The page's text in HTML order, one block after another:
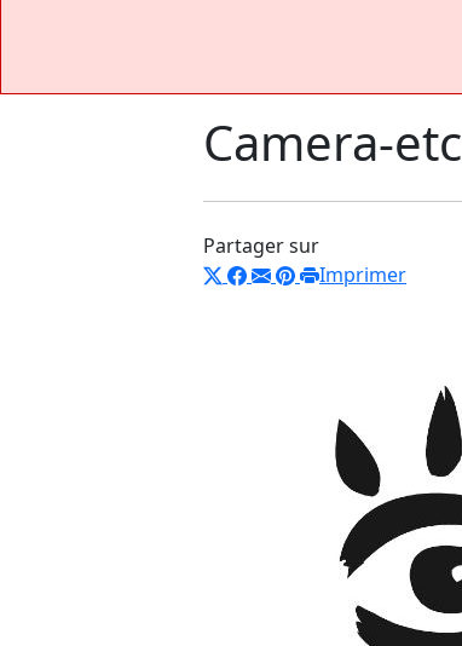
Camera-etc
Partager sur
Imprimer